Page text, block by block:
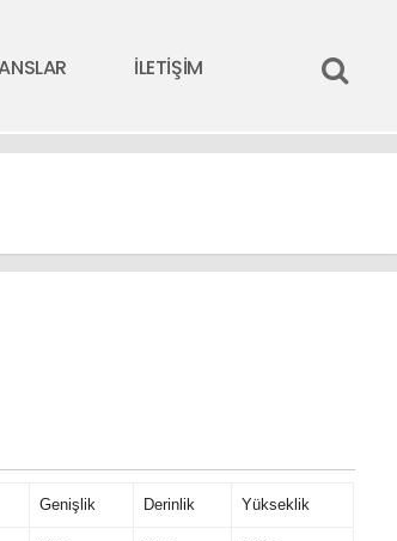
İLETİŞİM
Genişlik Derinlik Yükseklik